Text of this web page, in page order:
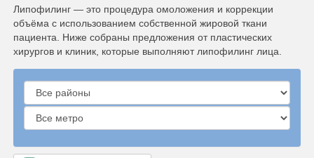
Липофилинг — это процедура омоложения и коррекции
объёма с использованием собственной жировой ткани
пациента. Ниже собраны предложения от пластических
хирургов и клиник, которые выполняют липофилинг лица.